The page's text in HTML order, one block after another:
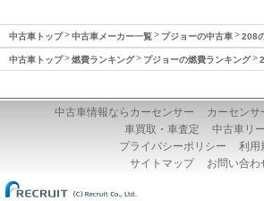
中古車トップ 中古車メーカー一覧 プジョーの中古車 208
中古車トップ 燃費ランキング プジョーの燃費ランキング
中古車情報ならカーセンサー
カーセンサ
車買取・車査定
中古車リ
プライバシーポリシー
利用
サイトマップ
お問い合わ